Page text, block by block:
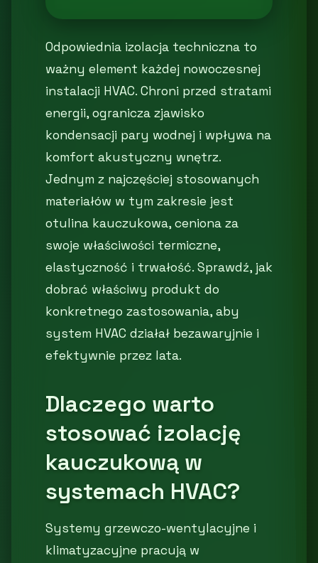
Odpowiednia izolacja techniczna to
ważny element każdej nowoczesnej
instalacji HVAC. Chroni przed stratami
energii, ogranicza zjawisko
kondensacji pary wodnej i wpływa na
komfort akustyczny wnętrz.
Jednym z najczęściej stosowanych
materiałów w tym zakresie jest
otulina kauczukowa, ceniona za
swoje właściwości termiczne,
elastyczność i trwałość. Sprawdź, jak
dobrać właściwy produkt do
konkretnego zastosowania, aby
system HVAC działał bezawaryjnie i
efektywnie przez lata.
Dlaczego warto
stosować izolację
kauczukową w
systemach HVAC?
Systemy grzewczo-wentylacyjne i
klimatyzacyjne pracują w